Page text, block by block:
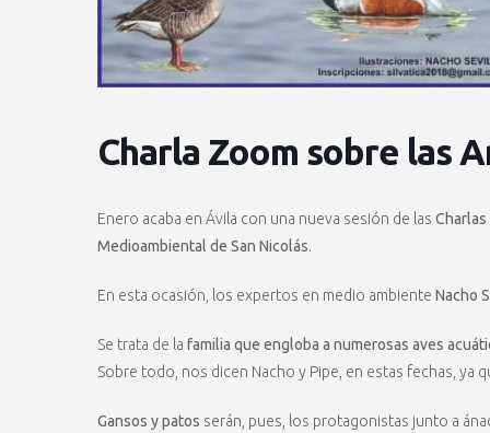
Charla Zoom sobre las
Enero acaba en Ávila con una nueva sesión de las
Medioambiental de San Nicolás.
En esta ocasión, los expertos en medio ambiente Nacho
Se trata de la familia que engloba a numerosas aves
Sobre todo, nos dicen Nacho y Pipe, en estas fechas, ya
Gansos y patos serán, pues, los protagonistas junto a